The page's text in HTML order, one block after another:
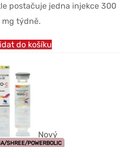
postačuje jedna injekce 300
mg týdně.
do košíku
Nový
SHREE/POWERBOLIC